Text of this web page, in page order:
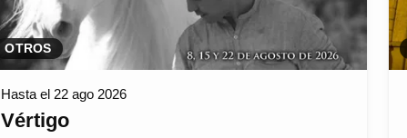
OTROS
Hasta el 22 ago 2026
Vértigo